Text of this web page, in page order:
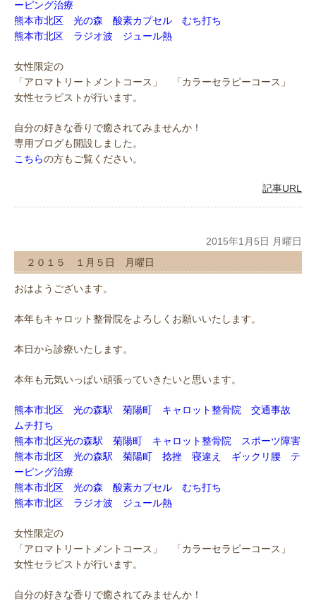
ーピング治療
熊本市北区 光の森 酸素カプセル むち打ち
熊本市北区 ラジオ波 ジュール熱
女性限定の
「アロマトリートメントコース」 「カラーセラピーコース」
女性セラピストが行います。
自分の好きな香りで癒されてみませんか！
専用ブログも開設しました。
こちらの方もご覧ください。
記事URL
2015年1月5日 月曜日
２０１５ １月５日 月曜日
おはようございます。
本年もキャロット整骨院をよろしくお願いいたします。
本日から診療いたします。
本年も元気いっぱい頑張っていきたいと思います。
熊本市北区 光の森駅 菊陽町 キャロット整骨院 交通事故
ムチ打ち
熊本市北区光の森駅 菊陽町 キャロット整骨院 スポーツ障害
熊本市北区 光の森駅 菊陽町 捻挫 寝違え ギックリ腰 テ
ーピング治療
熊本市北区 光の森 酸素カプセル むち打ち
熊本市北区 ラジオ波 ジュール熱
女性限定の
「アロマトリートメントコース」 「カラーセラピーコース」
女性セラピストが行います。
自分の好きな香りで癒されてみませんか！